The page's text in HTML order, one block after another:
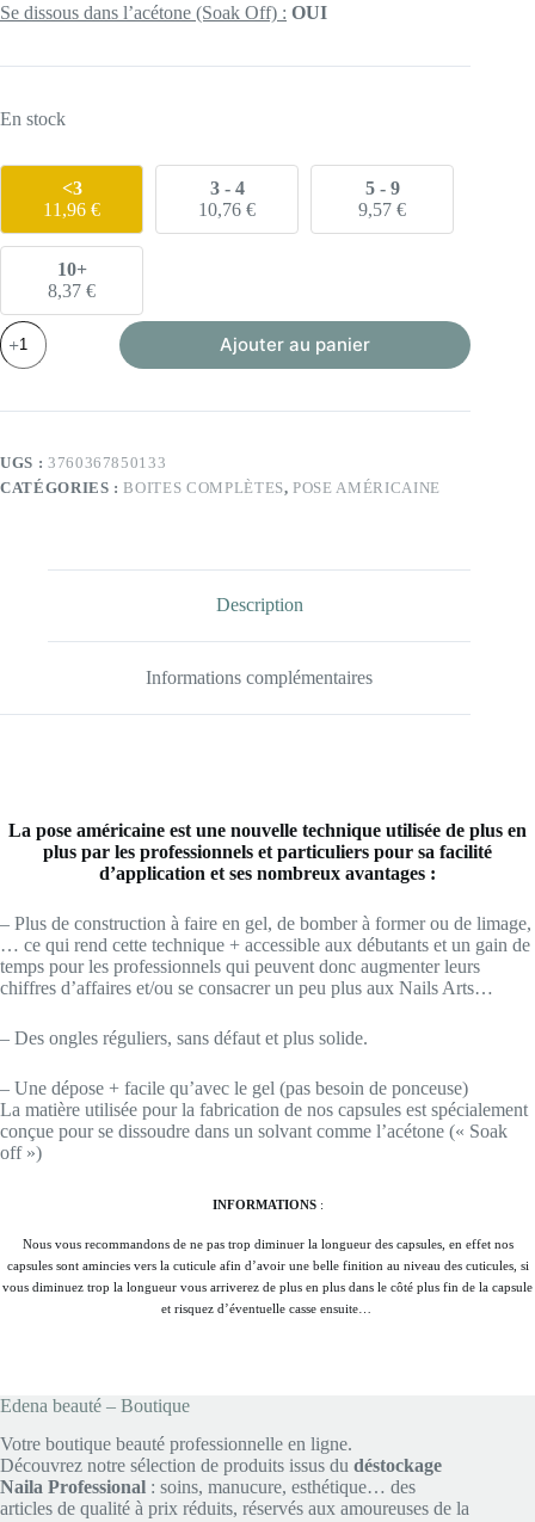
Se dissous dans l’acétone (Soak Off) : OUI
En stock
<3
11,96 €
3 - 4
10,76 €
5 - 9
9,57 €
10+
8,37 €
quantité
de
Coffin
Long
de
600pcs
Ajouter au panier
UGS : 3760367850133
CATÉGORIES :BOITES COMPLÈTES,POSE AMÉRICAINE
Description
Informations complémentaires
La pose américaine est une nouvelle technique utilisée de plus en
plus par les professionnels et particuliers pour sa facilité
d’application et ses nombreux avantages :
– Plus de construction à faire en gel, de bomber à former ou de limage,
… ce qui rend cette technique + accessible aux débutants et un gain de
temps pour les professionnels qui peuvent donc augmenter leurs
chiffres d’affaires et/ou se consacrer un peu plus aux Nails Arts…
– Des ongles réguliers, sans défaut et plus solide.
– Une dépose + facile qu’avec le gel (pas besoin de ponceuse)
La matière utilisée pour la fabrication de nos capsules est spécialement
conçue pour se dissoudre dans un solvant comme l’acétone (« Soak
off »)
INFORMATIONS:
Nous vous recommandons de ne pas trop diminuer la longueur des capsules, en effet nos
capsules sont amincies vers la cuticule afin d’avoir une belle finition au niveau des cuticules, si
vous diminuez trop la longueur vous arriverez de plus en plus dans le côté plus fin de la capsule
et risquez d’éventuelle casse ensuite…
Edena beauté – Boutique
Votre boutique beauté professionnelle en ligne.
Découvrez notre sélection de produits issus du déstockage
Naila Professional : soins, manucure, esthétique… des
articles de qualité à prix réduits, réservés aux amoureuses de la